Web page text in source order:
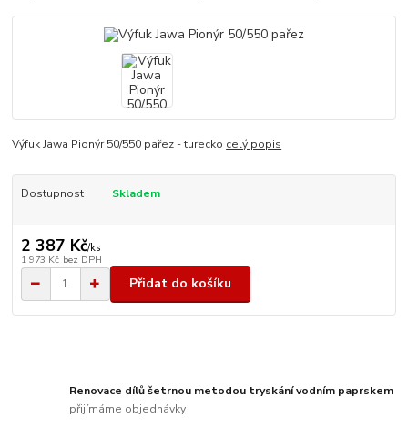
Výfuk Jawa Pionýr 50/550 pařez - turecko celý popis
Dostupnost Skladem
2 387 Kč/ks
1 973 Kč bez DPH
Přidat do košíku
Renovace dílů šetrnou metodou tryskání vodním paprskem
přijímáme objednávky